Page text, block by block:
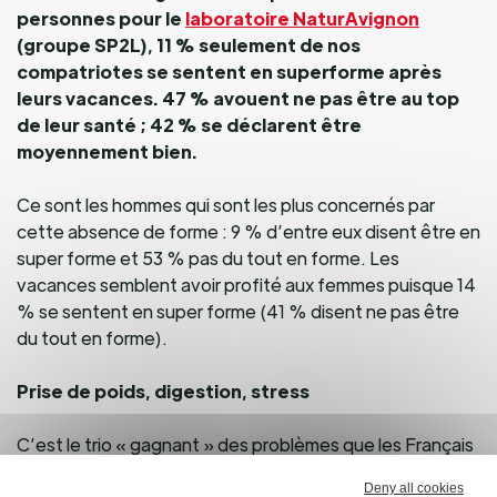
personnes pour le laboratoire NaturAvignon
(groupe SP2L), 11 % seulement de nos
compatriotes se sentent en superforme après
leurs vacances. 47 % avouent ne pas être au top
de leur santé ; 42 % se déclarent être
moyennement bien.
Ce sont les hommes qui sont les plus concernés par
cette absence de forme : 9 % d’entre eux disent être en
super forme et 53 % pas du tout en forme. Les
vacances semblent avoir profité aux femmes puisque 14
% se sentent en super forme (41 % disent ne pas être
du tout en forme).
Prise de poids, digestion, stress
C’est le trio « gagnant » des problèmes que les Français
Deny all cookies